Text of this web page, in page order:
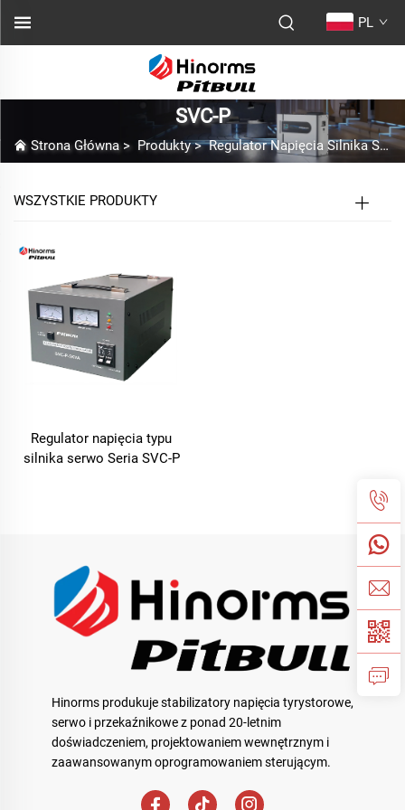
PL
SVC-P
Strona Główna> Produkty>Regulator Napięcia Silnika Servo
WSZYSTKIE PRODUKTY
Regulator napięcia typu
silnika serwo Seria SVC-P
Hinorms produkuje stabilizatory napięcia tyrystorowe,
serwo i przekaźnikowe z ponad 20-letnim
doświadczeniem, projektowaniem wewnętrznym i
zaawansowanym oprogramowaniem sterującym.